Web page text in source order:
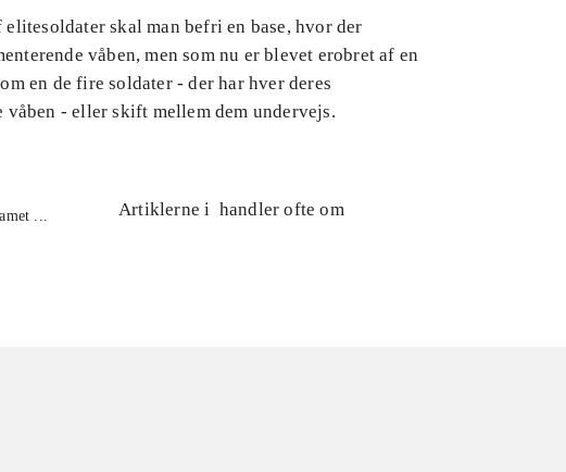
elitesoldater skal man befri en base, hvor der
våben, men som nu er blevet erobret af en
en de fire soldater - der har hver deres
- eller skift mellem dem undervejs.
...
Artiklerne i handler ofte om